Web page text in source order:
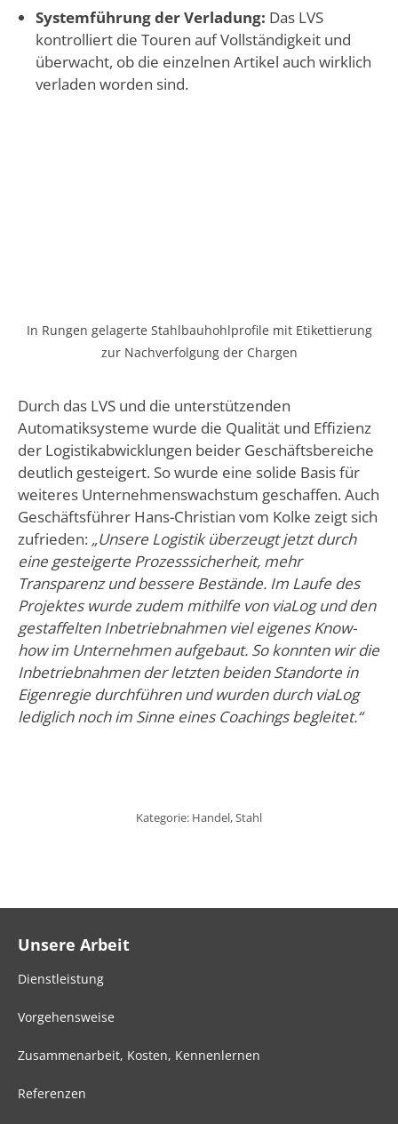
Systemführung der Verladung: Das LVS
kontrolliert die Touren auf Vollständigkeit und
überwacht, ob die einzelnen Artikel auch wirklich
verladen worden sind.
In Rungen gelagerte Stahlbauhohlprofile mit Etikettierung
zur Nachverfolgung der Chargen
Durch das LVS und die unterstützenden
Automatiksysteme wurde die Qualität und Effizienz
der Logistikabwicklungen beider Geschäftsbereiche
deutlich gesteigert. So wurde eine solide Basis für
weiteres Unternehmenswachstum geschaffen. Auch
Geschäftsführer Hans-Christian vom Kolke zeigt sich
zufrieden: „Unsere Logistik überzeugt jetzt durch
eine gesteigerte Prozesssicherheit, mehr
Transparenz und bessere Bestände. Im Laufe des
Projektes wurde zudem mithilfe von viaLog und den
gestaffelten Inbetriebnahmen viel eigenes Know-
how im Unternehmen aufgebaut. So konnten wir die
Inbetriebnahmen der letzten beiden Standorte in
Eigenregie durchführen und wurden durch viaLog
lediglich noch im Sinne eines Coachings begleitet.“
Kategorie: Handel,Stahl
Unsere Arbeit
Dienstleistung
Vorgehensweise
Zusammenarbeit, Kosten, Kennenlernen
Referenzen